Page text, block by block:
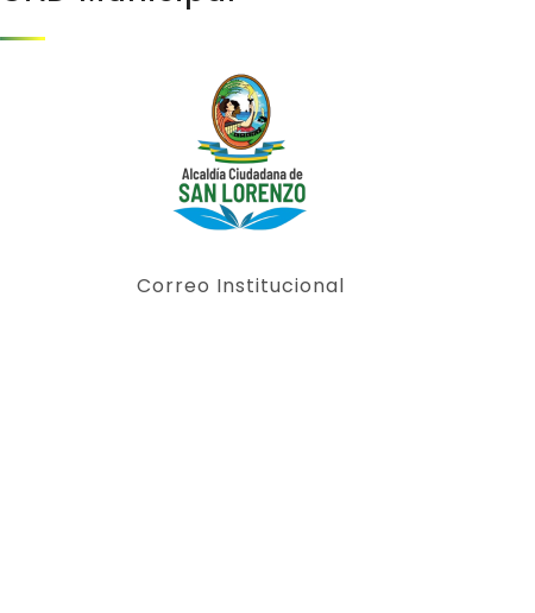
Correo Institucional